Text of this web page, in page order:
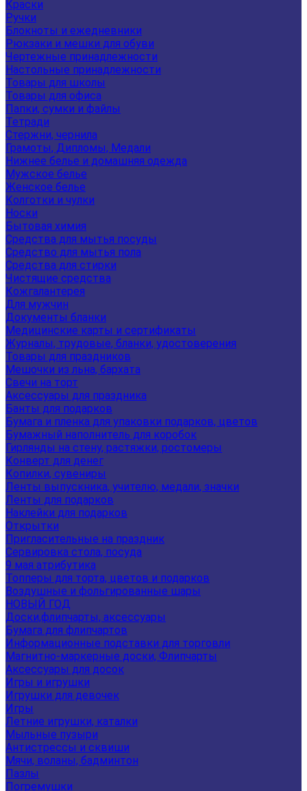
Краски
Ручки
Блокноты и ежедневники
Рюкзаки и мешки для обуви
Чертежные принадлежности
Настольные принадлежности
Товары для школы
Товары для офиса
Папки, сумки и файлы
Тетради
Стержни, чернила
Грамоты, Дипломы, Медали
Нижнее белье и домашняя одежда
Мужское белье
Женское белье
Колготки и чулки
Носки
Бытовая химия
Средства для мытья посуды
Средство для мытья пола
Средства для стирки
Чистящие средства
Кожгалантерея
Для мужчин
Документы бланки
Медицинские карты и сертификаты
Журналы, трудовые, бланки, удостоверения
Товары для праздников
Мешочки из льна, бархата
Свечи на торт
Аксессуары для праздника
Банты для подарков
Бумага и пленка для упаковки подарков, цветов
Бумажный наполнитель для коробок
Гирлянды на стену, растяжки, ростомеры
Конверт для денег
Копилки, сувениры
Ленты выпускника, учителю, медали, значки
Ленты для подарков
Наклейки для подарков
Открытки
Пригласительные на праздник
Сервировка стола, посуда
9 мая атрибутика
Топперы для торта, цветов и подарков
Воздушные и фольгированные шары
НОВЫЙ ГОД
Доски,флипчарты, аксессуары
Бумага для флипчартов
Информационные подставки для торговли
Магнитно-маркерные доски, Флипчарты
Аксессуары для досок
Игры и игрушки
Игрушки для девочек
Игры
Летние игрушки, каталки
Мыльные пузыри
Антистрессы и сквиши
Мячи, воланы, бадминтон
Пазлы
Погремушки